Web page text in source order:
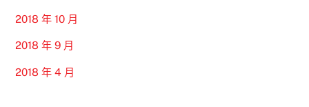
2018 年 10 月
2018 年 9 月
2018 年 4 月